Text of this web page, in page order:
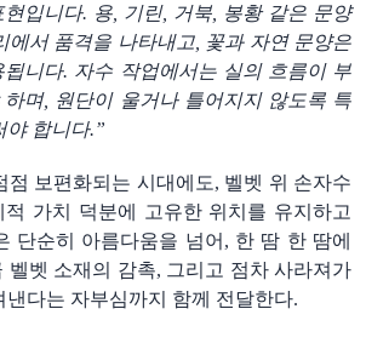
현입니다. 용 기린, 거북 봉황 같은 문양
에서 품격을 나타내고, 꽃과 자연 문양은
됩니다. 자수 작업에서는 실의 흐름이 부
하며, 원단이 울거나 틀어지지 않도록 특
야 합니다.”
점 보편화되는 시대에도, 벨벳 위 손자수
적 가치 덕분에 고유한 위치를 유지하고
단순히 아름다움을 넘어 , 한 땀 한 땀에
벨벳 소재의 감촉, 그리고 점차 사라져가
낸다는 자부심까지 함께 전달한다.